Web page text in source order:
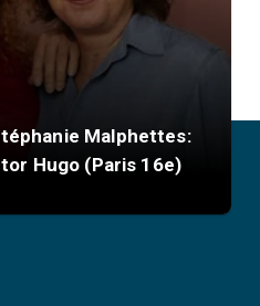
Malphettes:
Hugo (Paris 16e)